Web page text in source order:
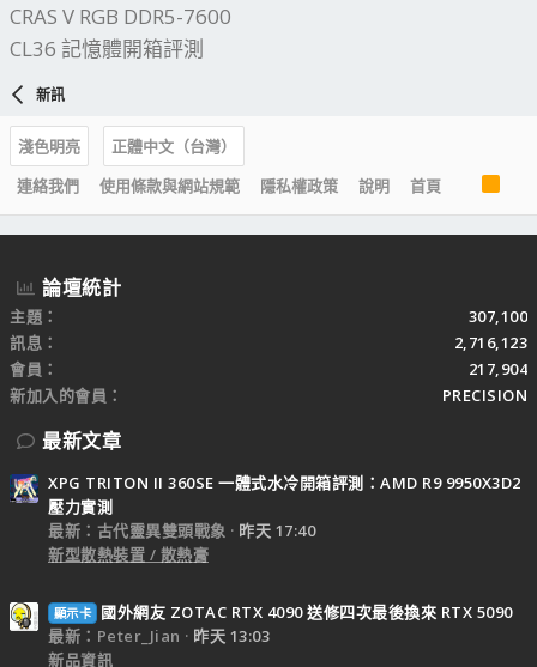
CRAS V RGB DDR5-7600
CL36 記憶體開箱評測
新訊
淺色明亮
正體中文（台灣）
連絡我們
使用條款與網站規範 隱私權政策 說明 首頁
R
S
S
論壇統計
主題
307,100
訊息
2,716,123
會員
217,904
新加入的會員
PRECISION
最新文章
XPG TRITON II 360SE 一體式水冷開箱評測：AMD R9 9950X3D2
壓力實測
最新：古代靈異雙頭戰象
昨天 17:40
新型散熱裝置 / 散熱膏
顯示卡
國外網友 ZOTAC RTX 4090 送修四次最後換來 RTX 5090
最新：Peter_Jian
昨天 13:03
新品資訊